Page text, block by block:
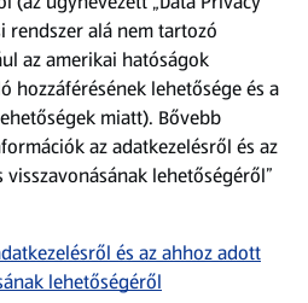
applikációt!
rendszer alá nem tartozó
az amerikai hatóságok
hozzáférésének lehetősége és a
miatt). Bővebb
az adatkezelésről és az
lehetőségéről”
és az ahhoz adott
lehetőségéről